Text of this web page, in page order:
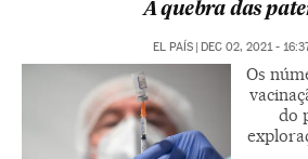
A quebra das
EL PAÍS | DEC 02, 2021 -
Os
do